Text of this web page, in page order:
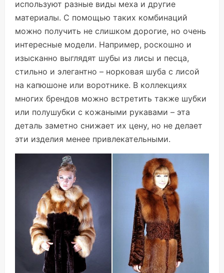
используют разные виды меха и другие
материалы. С помощью таких комбинаций
можно получить не слишком дорогие, но очень
интересные модели. Например, роскошно и
изысканно выглядят шубы из лисы и песца,
стильно и элегантно – норковая шуба с лисой
на капюшоне или воротнике. В коллекциях
многих брендов можно встретить также шубки
или полушубки с кожаными рукавами – эта
деталь заметно снижает их цену, но не делает
эти изделия менее привлекательными.